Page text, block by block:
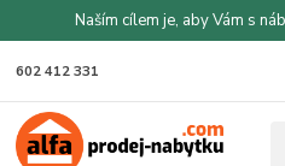
Naším cílem je, aby Vám s
602 412 331